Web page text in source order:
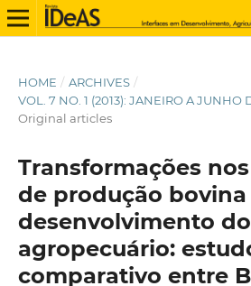
HOME / ARCHIVES /
VOL. 7 NO. 1 (2013): JANEIRO A JUNHO
Original articles
Transformações
de produção
desenvolvimento
agropecuário:
comparativo entre